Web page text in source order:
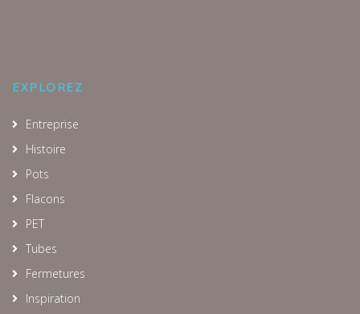
EXPLOREZ
Entreprise
Histoire
Pots
Flacons
PET
Tubes
Fermetures
Inspiration